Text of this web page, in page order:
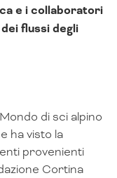
e i collaboratori
flussi degli
di sci alpino
ha visto la
provenienti
Cortina